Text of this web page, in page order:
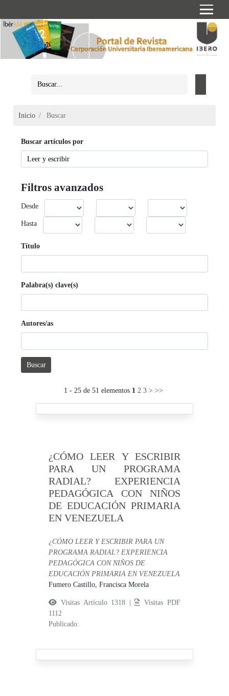
Inicio Buscar
Buscar artículos por
Filtros avanzados
Desde
Hasta
Título
Palabra(s) clave(s)
Autores/as
Buscar
1 - 25 de 51 elementos 1 2 3 > >>
¿CÓMO LEER Y ESCRIBIR
PARA UN PROGRAMA
RADIAL? EXPERIENCIA
PEDAGÓGICA CON NIÑOS
DE EDUCACIÓN PRIMARIA
EN VENEZUELA
¿CÓMO LEER Y ESCRIBIR PARA UN
PROGRAMA RADIAL? EXPERIENCIA
PEDAGÓGICA CON NIÑOS DE
EDUCACIÓN PRIMARIA EN VENEZUELA
Fumero Castillo, Francisca Morela
Visitas Artículo 1318 |
Visitas PDF
1112
Publicado: